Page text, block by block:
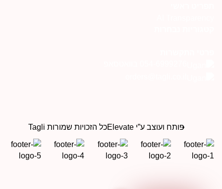
פותח ועוצב ע”י Elevate כל הזכויות שמורות Tagli